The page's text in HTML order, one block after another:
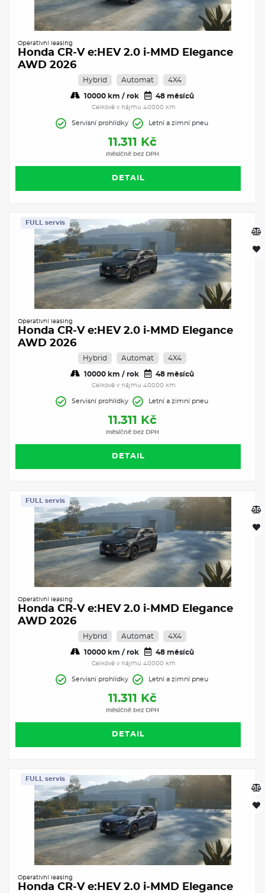
Operativní leasing
Honda CR-V e:HEV 2.0 i-MMD Elegance
AWD 2026
Hybrid Automat 4X4
10000 km / rok 48 měsíců
Celkově v nájmu 40000 km
Servisní prohlídky Letní a zimní pneu
11.311 Kč
měsíčně bez DPH
DETAIL
FULL servis
Operativní leasing
Honda CR-V e:HEV 2.0 i-MMD Elegance
AWD 2026
Hybrid Automat 4X4
10000 km / rok 48 měsíců
Celkově v nájmu 40000 km
Servisní prohlídky Letní a zimní pneu
11.311 Kč
měsíčně bez DPH
DETAIL
FULL servis
Operativní leasing
Honda CR-V e:HEV 2.0 i-MMD Elegance
AWD 2026
Hybrid Automat 4X4
10000 km / rok 48 měsíců
Celkově v nájmu 40000 km
Servisní prohlídky Letní a zimní pneu
11.311 Kč
měsíčně bez DPH
DETAIL
FULL servis
Operativní leasing
Honda CR-V e:HEV 2.0 i-MMD Elegance